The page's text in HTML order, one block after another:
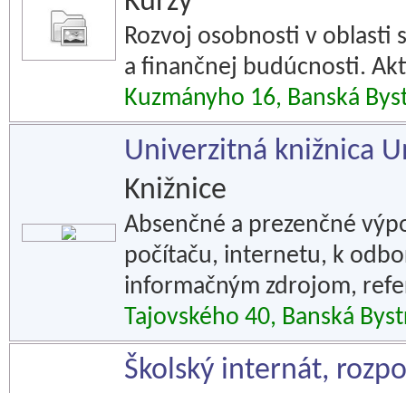
Rozvoj osobnosti v oblasti
a finančnej budúcnosti.
Kuzmányho 16, Banská
Univerzitná knižnica
Knižnice
Absenčné a prezenčné
počítaču, internetu, k
informačným zdrojom,
Tajovského 40, Banská
Školský internát,